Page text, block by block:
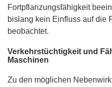
Fortpflanzungsfähigkeit
bislang kein Einfluss auf die
beobachtet.
Verkehrstüchtigkeit und
Maschinen
Zu den möglichen